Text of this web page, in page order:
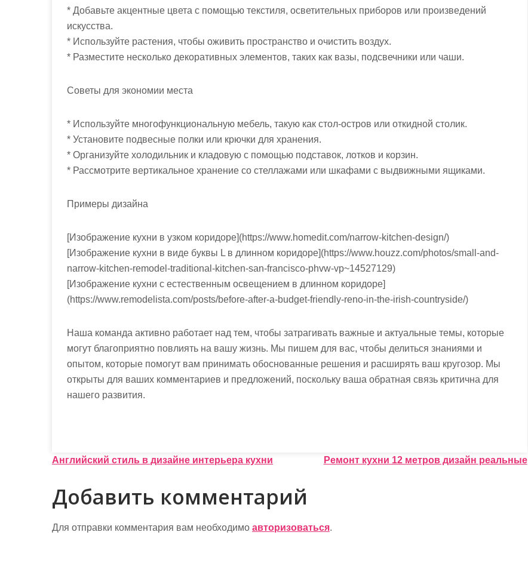
* Добавьте акцентные цвета с помощью текстиля, осветительных приборов или произведений
искусства.
* Используйте растения, чтобы оживить пространство и очистить воздух.
* Разместите несколько декоративных элементов, таких как вазы, подсвечники или чаши.
Советы для экономии места
* Используйте многофункциональную мебель, такую как стол-остров или откидной столик.
* Установите подвесные полки или крючки для хранения.
* Организуйте холодильник и кладовую с помощью подставок, лотков и корзин.
* Рассмотрите вертикальное хранение со стеллажами или шкафами с выдвижными ящиками.
Примеры дизайна
[Изображение кухни в узком коридоре](https://www.homedit.com/narrow-kitchen-design/)
[Изображение кухни в виде буквы L в длинном коридоре](https://www.houzz.com/photos/small-and-
narrow-kitchen-remodel-traditional-kitchen-san-francisco-phvw-vp~14527129)
[Изображение кухни с естественным освещением в длинном коридоре]
(https://www.remodelista.com/posts/before-after-a-budget-friendly-reno-in-the-irish-countryside/)
Наша команда активно работает над тем, чтобы затрагивать важные и актуальные темы, которые
могут благоприятно повлиять на вашу жизнь. Мы пишем для вас, чтобы делиться знаниями и
опытом, которые помогут вам принимать обоснованные решения и расширять ваш кругозор. Мы
открыты для ваших комментариев и предложений, поскольку ваша обратная связь критична для
нашего развития.
Н
а
в
и
Английский стиль в дизайне интерьера кухни Ремонт кухни 12 метров дизайн реальные
Добавить комментарий
Для отправки комментария вам необходимо авторизоваться.